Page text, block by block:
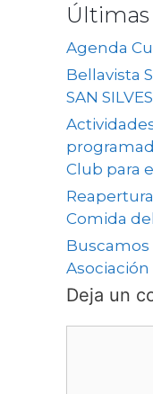
Últimas
Agenda
Bellavista
SAN
Club para
Comida
Asociación
Deja un